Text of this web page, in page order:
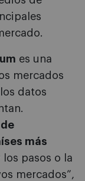
es una
mercados
datos
más
los pasos o la
mercados”,